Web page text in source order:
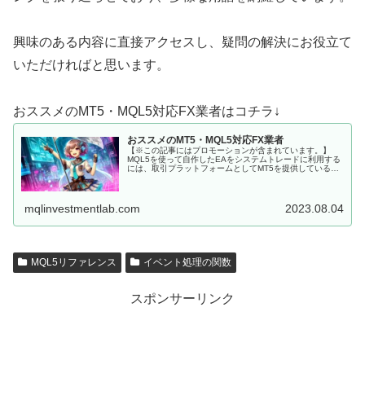
興味のある内容に直接アクセスし、疑問の解決にお役立て
いただければと思います。
おススメのMT5・MQL5対応FX業者はコチラ↓
おススメのMT5・MQL5対応FX業者
【※この記事にはプロモーションが含まれています。】
MQL5を使って自作したEAをシステムトレードに利用する
には、取引プラットフォームとしてMT5を提供しているFX
mqlinvestmentlab.com 2023.08.04
MQL5リファレンス イベント処理の関数
スポンサーリンク